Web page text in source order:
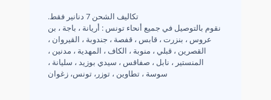
.تكاليف الشحن 7 دنانير فقط
نقوم بالتوصيل في جميع أنحاء تونس : أريانة ، باجة ، بن
عروس ، بنزرت ، قابس ، قفصة ، جندوبة ، القيروان ،
القصرين ، قبلي ، منوبة ، الكاف ، المهدية ، مدنين ،
المنستير ، نابل ، صفاقس ، سيدي بوزيد ، سليانة ،
سوسة ، تطاوين ، توزر، تونس، زغوان